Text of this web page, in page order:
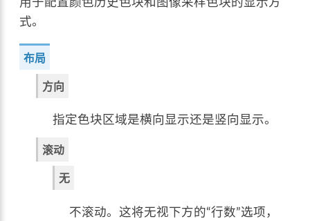
式。
布局
方向
指定色块区域是横向显示还是竖向显示。
滚动
无
不滚动。这将无视下方的“行数”选项，